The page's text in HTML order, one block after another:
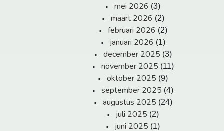
mei 2026 (3)
maart 2026 (2)
februari 2026 (2)
januari 2026 (1)
december 2025 (3)
november 2025 (11)
oktober 2025 (9)
september 2025 (4)
augustus 2025 (24)
juli 2025 (2)
juni 2025 (1)